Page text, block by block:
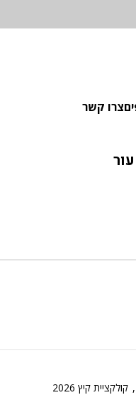
צרו קשר
, קולקציית קיץ 2026